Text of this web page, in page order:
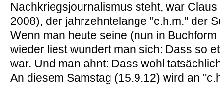
Nachkriegsjournalismus steht, war
2008), der jahrzehntelange "c.h.m." der
Wenn man heute seine (nun in
wieder liest wundert man sich: Dass so
war. Und man ahnt: Dass wohl
An diesem Samstag (15.9.12) wird an